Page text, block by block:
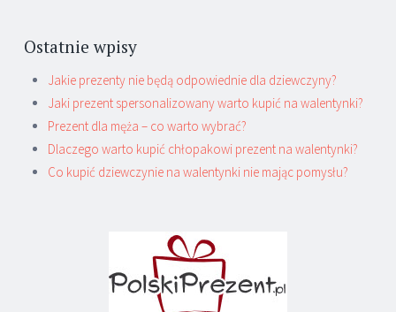
Ostatnie wpisy
Jakie prezenty nie będą odpowiednie dla dziewczyny?
Jaki prezent spersonalizowany warto kupić na walentynki?
Prezent dla męża – co warto wybrać?
Dlaczego warto kupić chłopakowi prezent na walentynki?
Co kupić dziewczynie na walentynki nie mając pomysłu?